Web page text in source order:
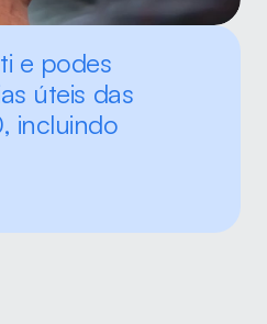
e podes
úteis das
incluindo